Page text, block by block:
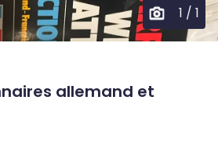
1 / 1
allemand et